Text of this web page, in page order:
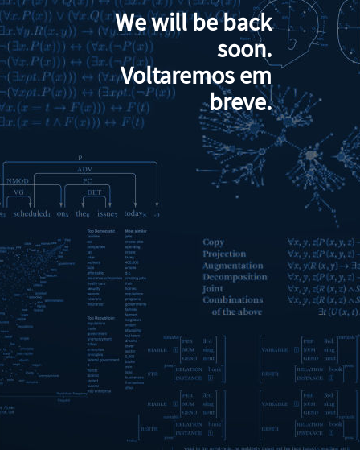
We will be back
soon.
Voltaremos em
breve.